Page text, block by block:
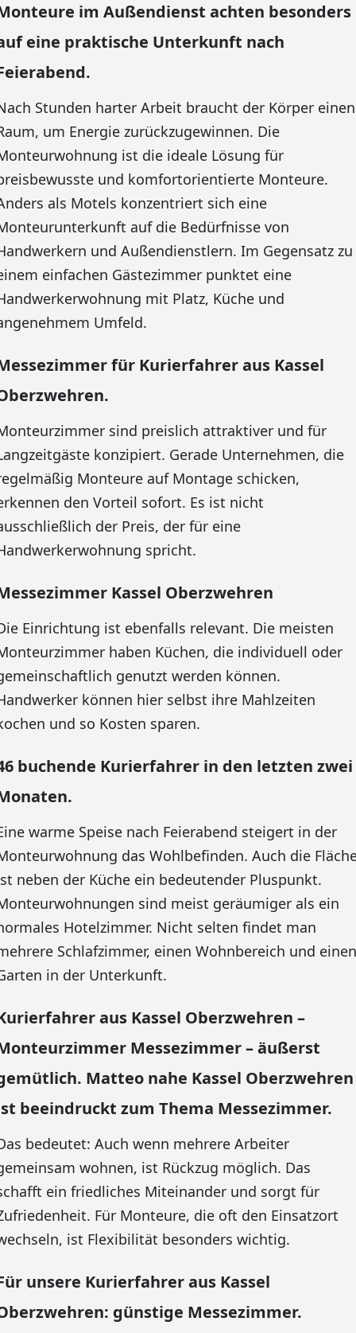
im Außendienst achten besonders
eine praktische Unterkunft nach
Stunden harter Arbeit braucht der Körper einen
um Energie zurückzugewinnen. Die
ist die ideale Lösung für
und komfortorientierte Monteure.
als Motels konzentriert sich eine
auf die Bedürfnisse von
und Außendienstlern. Im Gegensatz zu
einfachen Gästezimmer punktet eine
mit Platz, Küche und
Umfeld.
für Kurierfahrer aus Kassel
sind preislich attraktiver und für
konzipiert. Gerade Unternehmen, die
Monteure auf Montage schicken,
den Vorteil sofort. Es ist nicht
der Preis, der für eine
spricht.
Kassel Oberzwehren
Einrichtung ist ebenfalls relevant. Die meisten
haben Küchen, die individuell oder
genutzt werden können.
können hier selbst ihre Mahlzeiten
und so Kosten sparen.
buchende Kurierfahrer in den letzten zwei
warme Speise nach Feierabend steigert in der
das Wohlbefinden. Auch die
neben der Küche ein bedeutender Pluspunkt.
sind meist geräumiger als ein
Hotelzimmer. Nicht selten findet man
Schlafzimmer, einen Wohnbereich und einen
in der Unterkunft.
aus Kassel Oberzwehren –
Messezimmer – äußerst
Matteo nahe Kassel Oberzwehren
beeindruckt zum Thema Messezimmer.
bedeutet: Auch wenn mehrere Arbeiter
wohnen, ist Rückzug möglich. Das
ein friedliches Miteinander und sorgt für
Für Monteure, die oft den Einsatzort
ist Flexibilität besonders wichtig.
unsere Kurierfahrer aus Kassel
günstige Messezimmer.